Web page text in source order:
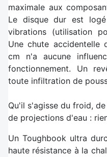
maximale aux
Le disque dur est
vibrations (utilisation
Une chute accidentelle
cm n'a aucune
fonctionnement. Un
toute infiltration de
Qu'il s'agisse du froid,
de projections d'eau :
Un Toughbook ultra
haute résistance à la